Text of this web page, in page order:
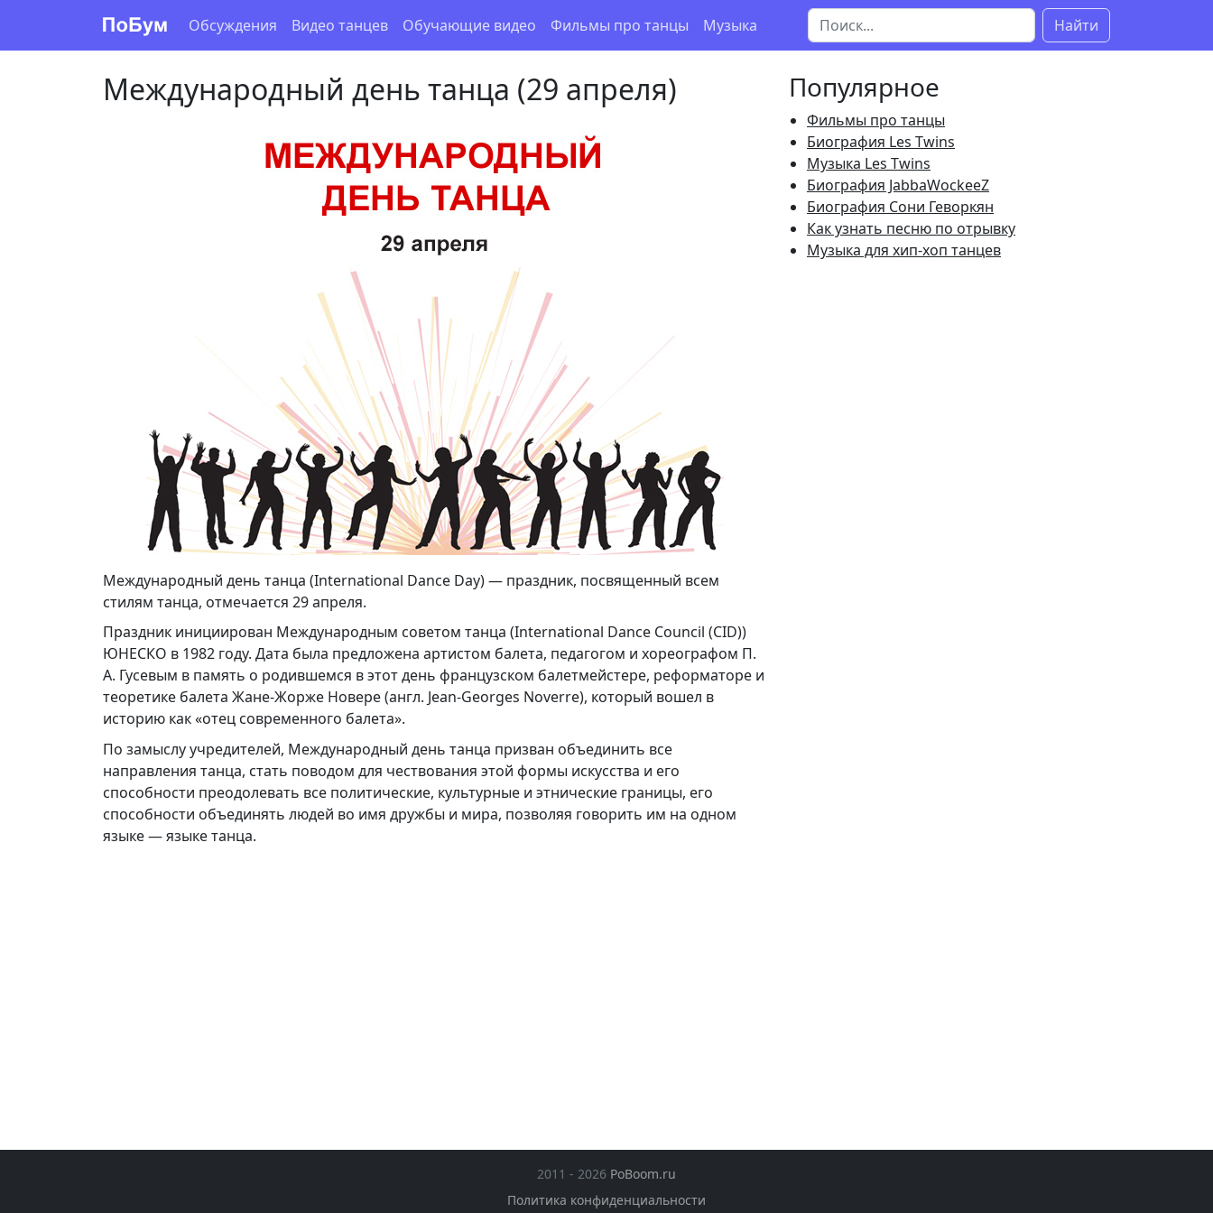
Обсуждения Видео танцев Обучающие видео Фильмы про танцы Музыка Найти
Международный день танца (29 апреля)
Международный день танца (International Dance Day) — праздник, посвященный всем
стилям танца, отмечается 29 апреля.
Праздник инициирован Международным советом танца (International Dance Council (CID))
ЮНЕСКО в 1982 году. Дата была предложена артистом балета, педагогом и хореографом П.
А. Гусевым в память о родившемся в этот день французском балетмейстере, реформаторе и
теоретике балета Жане-Жорже Новере (англ. Jean-Georges Noverre), который вошел в
историю как «отец современного балета».
По замыслу учредителей, Международный день танца призван объединить все
направления танца, стать поводом для чествования этой формы искусства и его
способности преодолевать все политические, культурные и этнические границы, его
способности объединять людей во имя дружбы и мира, позволяя говорить им на одном
языке — языке танца.
Популярное
Фильмы про танцы
Биография Les Twins
Музыка Les Twins
Биография JabbaWockeeZ
Биография Сони Геворкян
Как узнать песню по отрывку
Музыка для хип-хоп танцев
2011 - 2026 PoBoom.ru
Политика конфиденциальности